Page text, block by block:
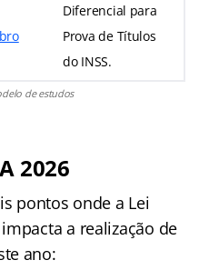
Diferencial para
Prova de Títulos
do INSS.
de estudos
2026
pontos onde a Lei
a realização de
ano: